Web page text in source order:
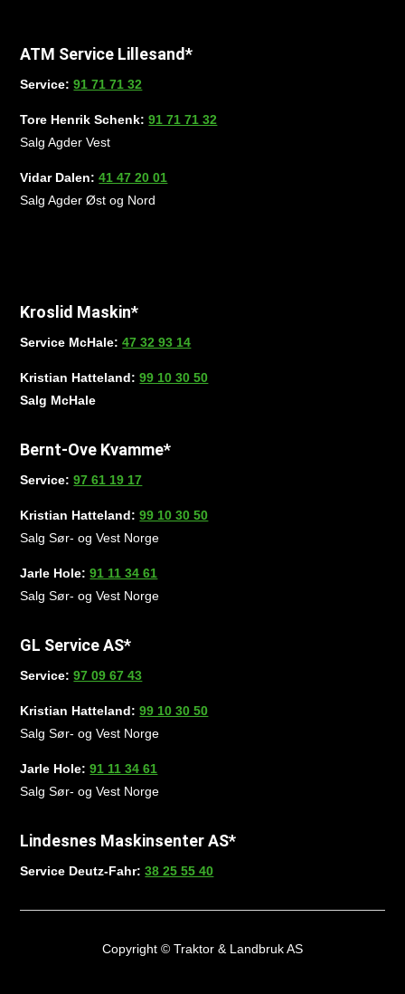
ATM Service Lillesand*
Service:91 71 71 32
Tore Henrik Schenk:91 71 71 32
Salg Agder Vest
Vidar Dalen:41 47 20 01
Salg Agder Øst og Nord
Kroslid Maskin*
Service McHale:47 32 93 14
Kristian Hatteland:99 10 30 50
Salg McHale
Bernt-Ove Kvamme*
Service:97 61 19 17
Kristian Hatteland:99 10 30 50
Salg Sør- og Vest Norge
Jarle Hole:91 11 34 61
Salg Sør- og Vest Norge
GL Service AS*
Service:97 09 67 43
Kristian Hatteland:99 10 30 50
Salg Sør- og Vest Norge
Jarle Hole:91 11 34 61
Salg Sør- og Vest Norge
Lindesnes Maskinsenter AS*
Service Deutz-Fahr:38 25 55 40
Copyright © Traktor & Landbruk AS